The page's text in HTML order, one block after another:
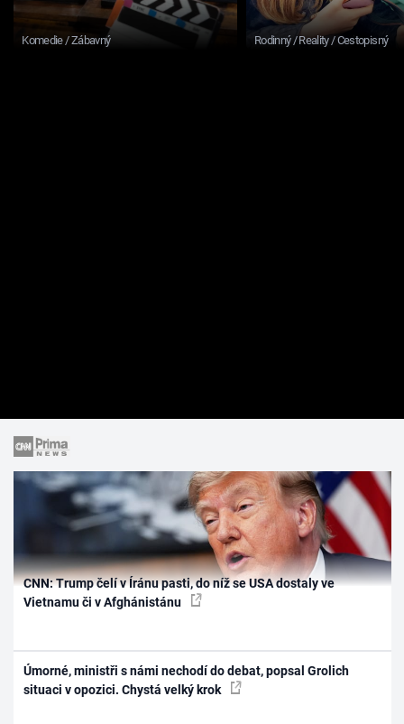
Komedie / Zábavný Rodinný / Reality / Cestopisný
CNN: Trump čelí v Íránu pasti, do níž se USA dostaly ve
Vietnamu či v Afghánistánu
Úmorné, ministři s námi nechodí do debat, popsal Grolich
situaci v opozici. Chystá velký krok